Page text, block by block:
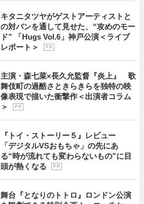
キタニタツヤがゲストアーティストと
の対バンを通して見せた、“攻めのモー
ド” 「Hugs Vol.6」神戸公演＜ライブ
レポート＞
P R
主演・森七菜×長久允監督『炎上』 歌
舞伎町の過酷さときらきらを独特の映
像表現で描いた衝撃作＜出演者コラム
＞
P R
『トイ・ストーリー５』レビュー
「デジタルVSおもちゃ」の先にあ
る“時が流れても変わらないもの”に目
頭が熱くなる
P R
舞台『となりのトトロ』ロンドン公演